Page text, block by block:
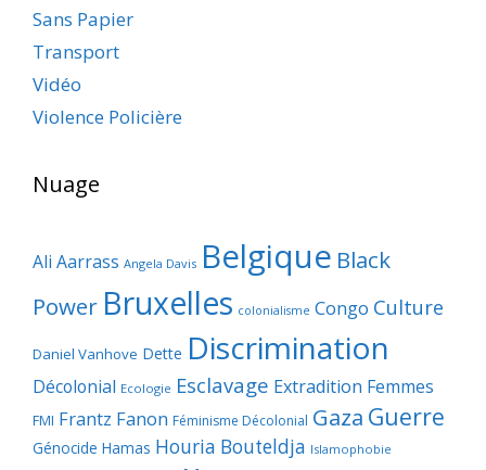
Sans Papier
Transport
Vidéo
Violence Policière
Nuage
Ali Aarrass Angela Davis Belgique Black
Power Bruxelles colonialisme Congo Culture
Daniel Vanhove Dette Discrimination
Décolonial Ecologie Esclavage Extradition Femmes
FMI Frantz Fanon Féminisme Décolonial Gaza Guerre
Génocide Hamas Houria Bouteldja Islamophobie